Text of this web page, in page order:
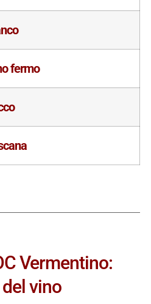
fermo
Vermentino:
vino